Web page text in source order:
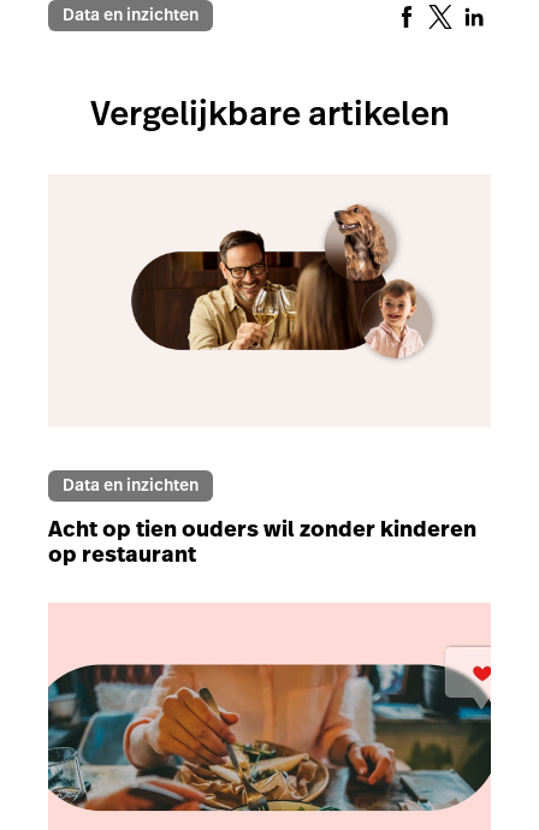
Data en inzichten
Vergelijkbare artikelen
Data en inzichten
Acht op tien ouders wil zonder kinderen
op restaurant